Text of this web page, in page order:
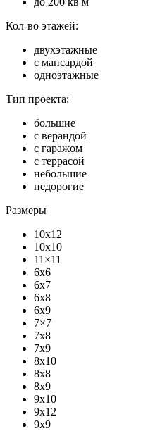
Кол-во этажей:
двухэтажные
с мансардой
одноэтажные
Тип проекта:
большие
с верандой
с гаражом
с террасой
небольшие
недорогие
Размеры
10x12
10x10
11×11
6x6
6x7
6x8
6x9
7×7
7x8
7x9
8x10
8x8
8x9
9x10
9x12
9x9